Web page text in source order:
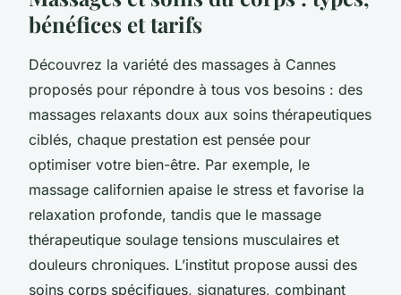
bénéfices et tarifs
Découvrez la variété des massages à Cannes
proposés pour répondre à tous vos besoins : des
massages relaxants doux aux soins thérapeutiques
ciblés, chaque prestation est pensée pour
optimiser votre bien-être. Par exemple, le
massage californien apaise le stress et favorise la
relaxation profonde, tandis que le massage
thérapeutique soulage tensions musculaires et
douleurs chroniques. L’institut propose aussi des
soins corps spécifiques, signatures, combinant